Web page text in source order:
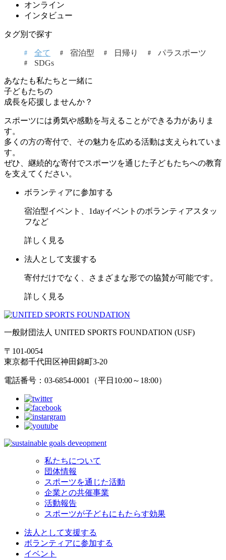
オンライン
インタビュー
タグ別で探す
全て 宿泊型 日帰り
パラスポーツ
SDGs
あなたも私たちと一緒に
子どもたちの
成長を応援しませんか？
スポーツには勇気や感動を与えることができる力がありま
す。
多くの方の寄付で、その魅力を広める活動は支えられていま
す。
ぜひ、継続的な寄付でスポーツを通じた子どもたちへの教育
を支えてください。
ボランティアに参加する
宿泊型イベント、1dayイベントのボランティアスタッ
フなど
詳しく見る
法人として支援する
寄付だけでなく、さまざまな形での協賛が可能です。
詳しく見る
一般財団法人 UNITED SPORTS FOUNDATION (USF)
〒101-0054
東京都千代田区神田錦町3-20
電話番号：03-6854-0001（平日10:00～18:00）
私たちについて
団体情報
スポーツを通じた活動
企業との共催事業
活動報告
スポーツが子どもにもたらす効果
法人として支援する
ボランティアに参加する
イベント